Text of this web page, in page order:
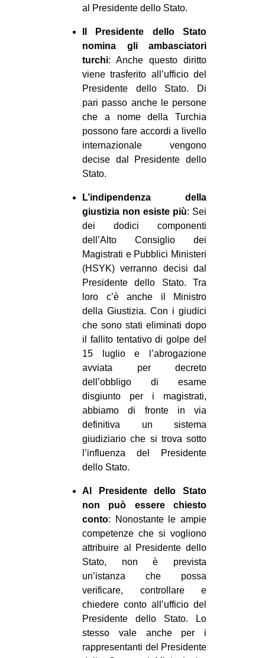
al Presidente dello Stato.
Il Presidente dello Stato
nomina gli ambasciatori
turchi: Anche questo diritto
viene trasferito all’ufficio del
Presidente dello Stato. Di
pari passo anche le persone
che a nome della Turchia
possono fare accordi a livello
internazionale vengono
decise dal Presidente dello
Stato.
L’indipendenza della
giustizia non esiste più: Sei
dei dodici componenti
dell’Alto Consiglio dei
Magistrati e Pubblici Ministeri
(HSYK) verranno decisi dal
Presidente dello Stato. Tra
loro c’è anche il Ministro
della Giustizia. Con i giudici
che sono stati eliminati dopo
il fallito tentativo di golpe del
15 luglio e l’abrogazione
avviata per decreto
dell’obbligo di esame
disgiunto per i magistrati,
abbiamo di fronte in via
definitiva un sistema
giudiziario che si trova sotto
l’influenza del Presidente
dello Stato.
Al Presidente dello Stato
non può essere chiesto
conto: Nonostante le ampie
competenze che si vogliono
attribuire al Presidente dello
Stato, non è prevista
un’istanza che possa
verificare, controllare e
chiedere conto all’ufficio del
Presidente dello Stato. Lo
stesso vale anche per i
rappresentanti del Presidente